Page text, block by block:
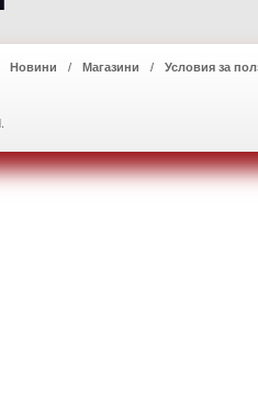
Новини Магазини Условия за